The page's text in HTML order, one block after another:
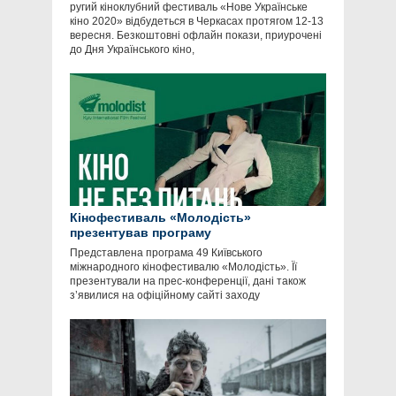
ругий кіноклубний фестиваль «Нове Українське
кіно 2020» відбудеться в Черкасах протягом 12-13
вересня. Безкоштовні офлайн покази, приурочені
до Дня Українського кіно,
Кінофестиваль «Молодість»
презентував програму
Представлена програма 49 Київського
міжнародного кінофестивалю «Молодість». Її
презентували на прес-конференції, дані також
з’явилися на офіційному сайті заходу